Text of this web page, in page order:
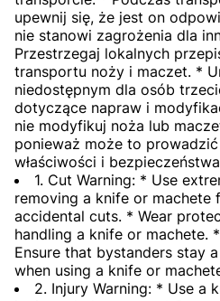
upewnij się, że jest on
nie stanowi zagrożenia dla
Przestrzegaj lokalnych
transportu noży i maczet. *
niedostępnym dla osób
dotyczące napraw i
nie modyfikuj noża lub
ponieważ może to
właściwości i
1. Cut Warning: * Use
removing a knife or machete
accidental cuts. * Wear
handling a knife or machete.
Ensure that bystanders stay
when using a knife or
2. Injury Warning: * Use a